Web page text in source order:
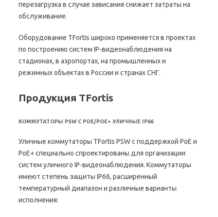
перезагрузка в случае зависания снижает затраты на
обслуживание.
Оборудование TFortis широко применяется в проектах
по построению систем IP-видеонаблюдения на
стадионах, в аэропортах, на промышленных и
режимных объектах в России и странах СНГ.
Продукция TFortis
КОММУТАТОРЫ PSW С POE/POE+ УЛИЧНЫЕ IP66
Уличные коммутаторы TFortis PSW с поддержкой РоЕ и
РоЕ+ специально спроектированы для организации
систем уличного IP-видеонаблюдения. Коммутаторы
имеют степень защиты IP66, расширенный
температурный диапазон и различные варианты
исполнения: